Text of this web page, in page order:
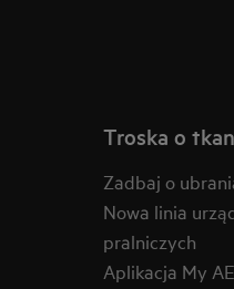
Troska o
Zadbaj o
Nowa linia
pralniczych
Aplikacja My